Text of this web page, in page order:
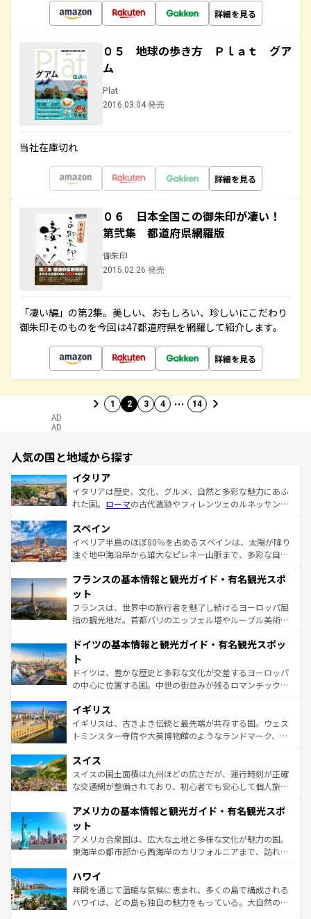
詳細を見る
０５ 地球の歩き方 Ｐｌａｔ グア
ム
Plat
2016.03.04 発売
当社在庫切れ
詳細を見る
０６ 日本全国この御朱印が凄い！
第弐集 都道府県網羅版
御朱印
2015.02.26 発売
「凄い編」の第2集。美しい、おもしろい、珍しいにこだわり
御朱印そのものを今回は47都道府県を網羅して紹介します。
詳細を見る
1 2 3 4 … 14
AD
AD
人気の国と地域から探す
イタリア
イタリアは歴史、文化、グルメ、自然と多彩な魅力にあふ
れた国。 ローマの古代遺跡やフィレンツェのルネッサンス
ろん、トスカーナの美しい田園風景やアマルフィ海岸の絶
景など、自然景観も見逃せない。観光の合間には、本場の
ピザやパスタなど、絶品のイタリア料理を堪能することも
ませてくれるイタリアで、忘れられない旅をしてみよう！
なお、新着のイタリア情報は
しい。
スペイン
イベリア半島のほぼ80％を占めるスペインは、太陽が降り
注ぐ地中海沿岸から雄大なピレネー山脈まで、多彩な自然
文化が根付くこの国では、情熱的なフラメンコ、熱気あふ
れる闘牛、そして美味しいタパスが生活の一部となってい
る。首都マドリードの洗練された雰囲気や、バルセロナの
アートに溢れた街角から、地方では古代ローマ遺跡や中世
せる。地方によって風土や気候が異なるスペインはその個
ンテンツ一覧 を参照してほしい。
フランスの基本情報と観光ガイド・有名観光スポ
ット
フランスは、世界中の旅行者を魅了し続けるヨーロッパ屈
指の観光地だ。首都パリのエッフェル塔やルーブル美術館
で、幅広い魅力が詰まっている。華麗な宮殿、歴史的な大
聖堂、美しいビーチ、そして豊かな自然が、訪れる者を心
から魅了する。また、フランスは美食の国としても知ら
れ、フランス料理はユネスコ無形文化遺産にも登録されて
香り高いラベンダー畑など、多彩な楽しみ方が可能だ。さ
らに、パリ以外の地域にも魅力が溢れており、どの街角に
も豊かな歴史と文化が息づいている。パリ以外の個性あふ
を参照してほしい。
ドイツの基本情報と観光ガイド・有名観光スポッ
ト
ドイツは、豊かな歴史と多彩な文化が交差するヨーロッパ
の中心に位置する国。中世の街並みが残るロマンチック街
顔を持つこの国は、どこを歩いても飽きることがない。ベ
ルリンの文化的活気、バイエルン州のアルプスの絶景、そ
してライン川沿いのワイン畑といった風景は必見。ビール
は、お酒好きな人にはぜひ体験してほしい。 なお、新着の
ドイツ情報はコンテンツ一覧を参照してほしい。
イギリス
イギリスは、古きよき伝統と最先端が共存する国。ウェス
トミンスター寺院や大英博物館のようなランドマーク、歴
リアごとに異なる魅力がある。また、優雅なアフタヌーン
ティー、ビール好きにはたまらない英国パブ、サッカー観
戦など、本場だからこそできる体験も豊富。イギリスを旅
ンツ一覧を参照してほしい。
スイス
スイスの国土面積は九州ほどの広さだが、運行時刻が正確
な交通網が整備されており、初心者でも安心して個人旅行
の建物がそのまま残る町や、スイスならではのユニークな
博物館もあり、アルプス観光だけでなく町歩きも満喫する
ことができる。国民の所得が高いため物価も高いが、旅行
者向けの交通パス提供のサービスもあり、うまく活用すれ
着のスイス情報は
アメリカの基本情報と観光ガイド・有名観光スポ
ット
アメリカ合衆国は、広大な土地と多様な文化が魅力の国。
東海岸の都市部から西海岸のカリフォルニアまで、訪れる
のような巨大都市は、観光、ショッピング、エンターテイ
ンメントが詰まった刺激的なスポットだ。一方、アメリカ
西部には大自然が広がり、グランドキャニオンやイエロー
ハワイ
年間を通じて温暖な気候に恵まれ、多くの島で構成される
ハワイは、どの島も独自の魅力をもっている。大自然の神